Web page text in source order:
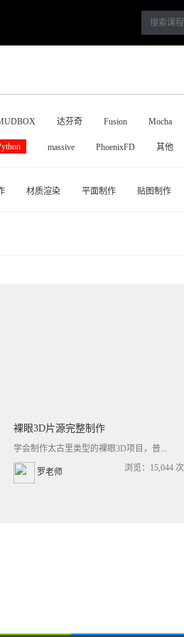
达芬奇 Fusion Mocha
massive PhoenixFD 其他
材质渲染 平面制作 贴图制作
裸眼3D片源完整制作
学会制作太古里类型的裸眼3D项目，普...
罗老师 浏览：15,044 次